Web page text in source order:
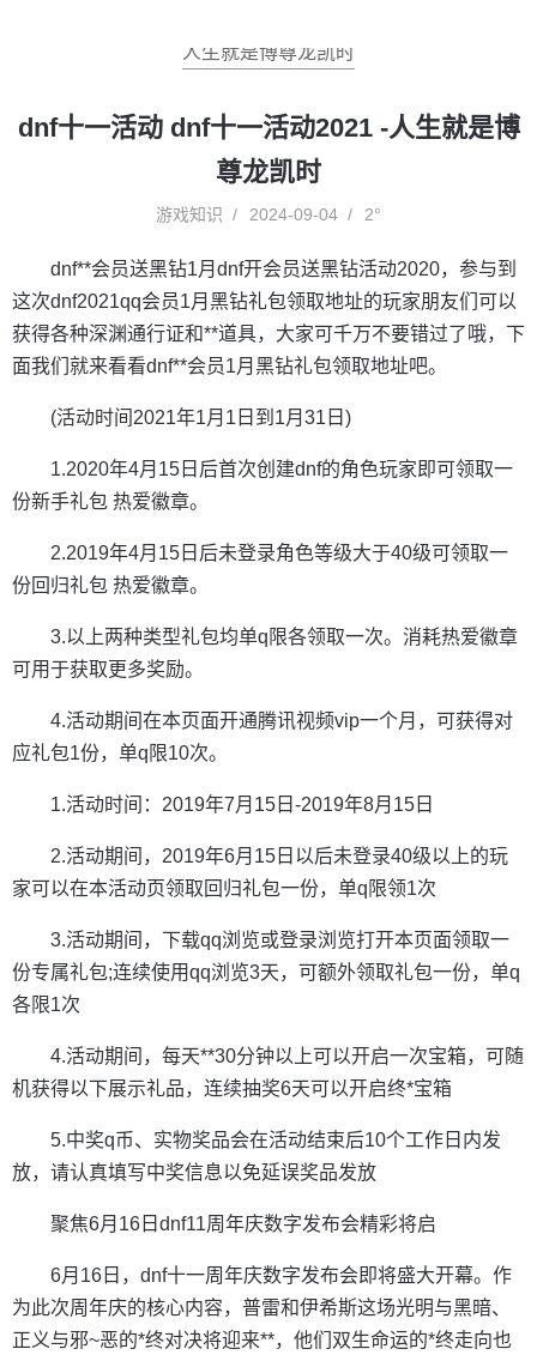
人生就是博尊龙凯时
dnf十一活动 dnf十一活动2021 -人生就是博
尊龙凯时
游戏知识 2024-09-04 2°
dnf**会员送黑钻1月dnf开会员送黑钻活动2020，参与到
这次dnf2021qq会员1月黑钻礼包领取地址的玩家朋友们可以
获得各种深渊通行证和**道具，大家可千万不要错过了哦，下
面我们就来看看dnf**会员1月黑钻礼包领取地址吧。
(活动时间2021年1月1日到1月31日)
1.2020年4月15日后首次创建dnf的角色玩家即可领取一
份新手礼包 热爱徽章。
2.2019年4月15日后未登录角色等级大于40级可领取一
份回归礼包 热爱徽章。
3.以上两种类型礼包均单q限各领取一次。消耗热爱徽章
可用于获取更多奖励。
4.活动期间在本页面开通腾讯视频vip一个月，可获得对
应礼包1份，单q限10次。
1.活动时间：2019年7月15日-2019年8月15日
2.活动期间，2019年6月15日以后未登录40级以上的玩
家可以在本活动页领取回归礼包一份，单q限领1次
3.活动期间，下载qq浏览或登录浏览打开本页面领取一
份专属礼包;连续使用qq浏览3天，可额外领取礼包一份，单q
各限1次
4.活动期间，每天**30分钟以上可以开启一次宝箱，可随
机获得以下展示礼品，连续抽奖6天可以开启终*宝箱
5.中奖q币、实物奖品会在活动结束后10个工作日内发
放，请认真填写中奖信息以免延误奖品发放
聚焦6月16日dnf11周年庆数字发布会精彩将启
6月16日，dnf十一周年庆数字发布会即将盛大开幕。作
为此次周年庆的核心内容，普雷和伊希斯这场光明与黑暗、
正义与邪~恶的*终对决将迎来**，他们双生命运的*终走向也